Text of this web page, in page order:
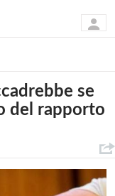
se
del rapporto